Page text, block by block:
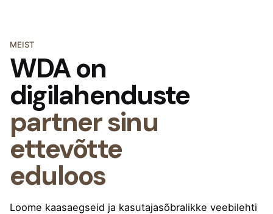
MEIST
WDA on
digilahenduste
partner sinu
ettevõtte
eduloos
Loome kaasaegseid ja kasutajasõbralikke veebilehti